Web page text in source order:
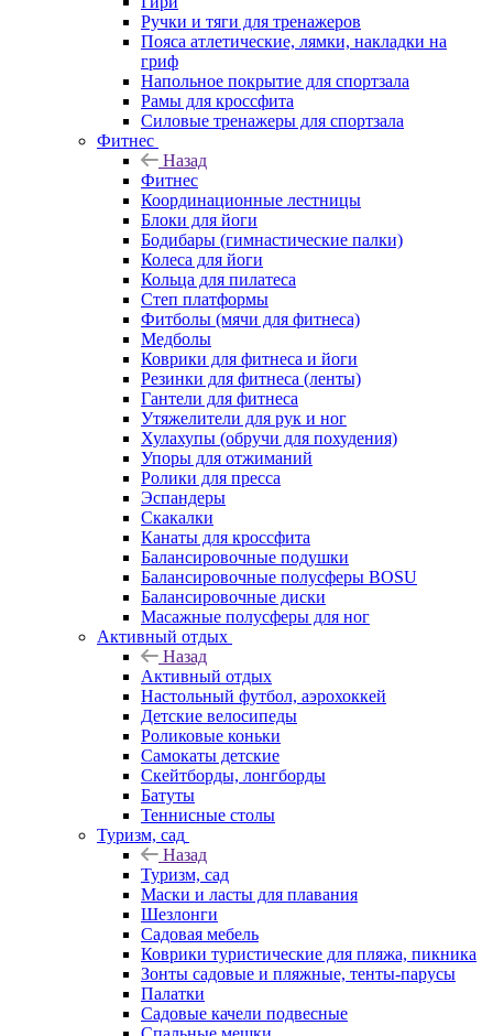
Ручки и тяги для тренажеров
Пояса атлетические, лямки, накладки на
гриф
Напольное покрытие для спортзала
Рамы для кроссфита
Силовые тренажеры для спортзала
Фитнес
Назад
Фитнес
Координационные лестницы
Блоки для йоги
Бодибары (гимнастические палки)
Колеса для йоги
Кольца для пилатеса
Степ платформы
Фитболы (мячи для фитнеса)
Медболы
Коврики для фитнеса и йоги
Резинки для фитнеса (ленты)
Гантели для фитнеса
Утяжелители для рук и ног
Хулахупы (обручи для похудения)
Упоры для отжиманий
Ролики для пресса
Эспандеры
Скакалки
Канаты для кроссфита
Балансировочные подушки
Балансировочные полусферы BOSU
Балансировочные диски
Масажные полусферы для ног
Активный отдых
Назад
Активный отдых
Настольный футбол, аэрохоккей
Детские велосипеды
Роликовые коньки
Самокаты детские
Скейтборды, лонгборды
Батуты
Теннисные столы
Туризм, сад
Назад
Туризм, сад
Маски и ласты для плавания
Шезлонги
Садовая мебель
Коврики туристические для пляжа, пикника
Зонты садовые и пляжные, тенты-парусы
Палатки
Садовые качели подвесные